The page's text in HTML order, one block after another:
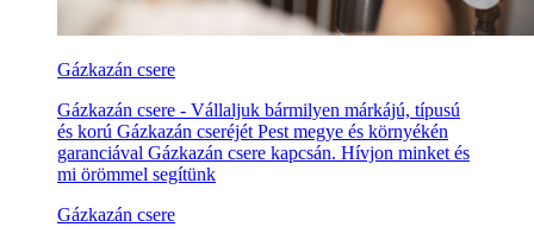
Gázkazán csere
Gázkazán csere - Vállaljuk bármilyen márkájú, típusú
és korú Gázkazán cseréjét Pest megye és környékén
garanciával Gázkazán csere kapcsán. Hívjon minket és
mi örömmel segítünk
Gázkazán csere